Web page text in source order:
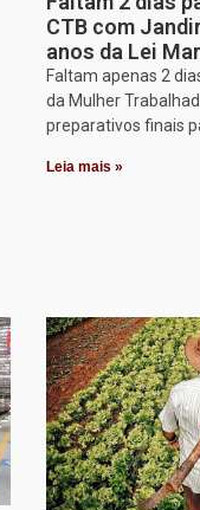
CTB com
anos da Lei
Faltam apenas 2
da Mulher
preparativos finais
Leia mais »